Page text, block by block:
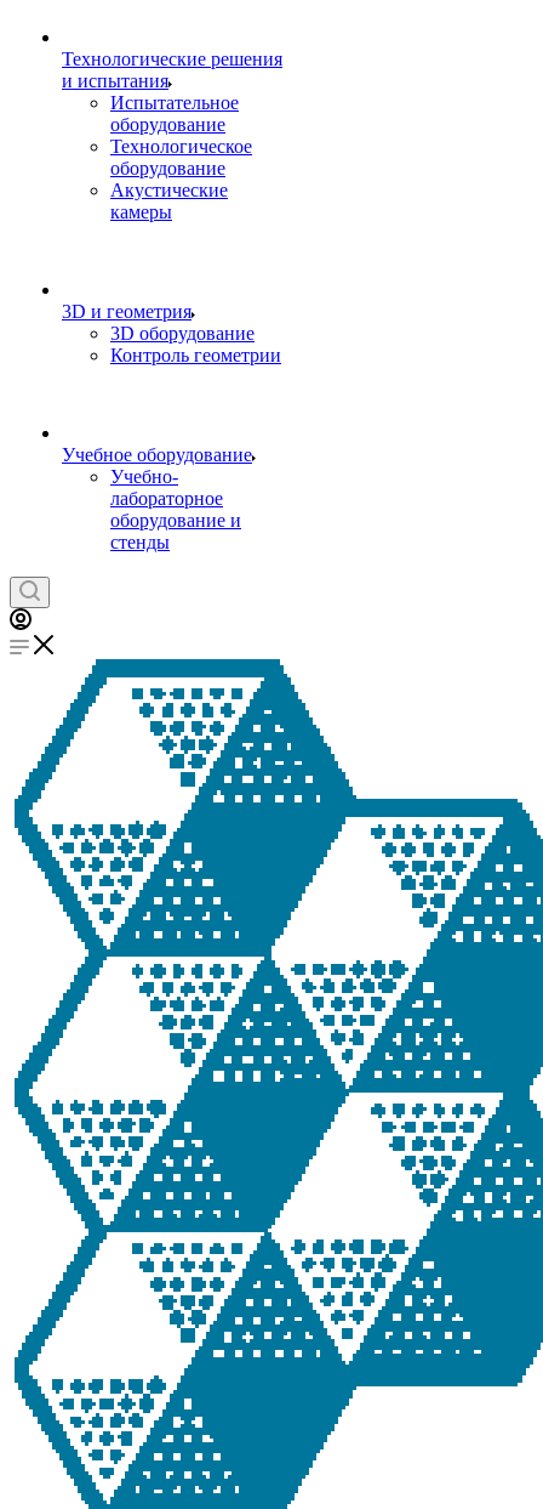
Технологические решения
и испытания
Испытательное
оборудование
Технологическое
оборудование
Акустические
камеры
3D и геометрия
3D оборудование
Контроль геометрии
Учебное оборудование
Учебно-
лабораторное
оборудование и
стенды